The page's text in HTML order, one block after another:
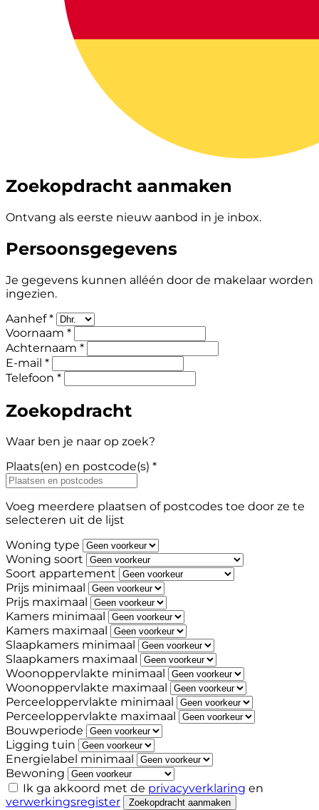
Zoekopdracht aanmaken
Ontvang als eerste nieuw aanbod in je inbox.
Persoonsgegevens
Je gegevens kunnen alléén door de makelaar worden
ingezien.
Aanhef *
Voornaam *
Achternaam *
E-mail *
Telefoon *
Zoekopdracht
Waar ben je naar op zoek?
Plaats(en) en postcode(s) *
Voeg meerdere plaatsen of postcodes toe door ze te
selecteren uit de lijst
Woning type
Woning soort
Soort appartement
Prijs minimaal
Prijs maximaal
Kamers minimaal
Kamers maximaal
Slaapkamers minimaal
Slaapkamers maximaal
Woonoppervlakte minimaal
Woonoppervlakte maximaal
Perceeloppervlakte minimaal
Perceeloppervlakte maximaal
Bouwperiode
Ligging tuin
Energielabel minimaal
Bewoning
Ik ga akkoord met de privacyverklaring en
verwerkingsregister
Zoekopdracht aanmaken